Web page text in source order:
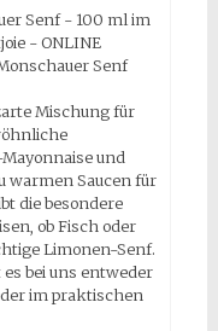
Senf - 100 ml im
- ONLINE
Senf
Mischung für
und
warmen Saucen für
die besondere
ob Fisch oder
Limonen-Senf.
bei uns entweder
im praktischen